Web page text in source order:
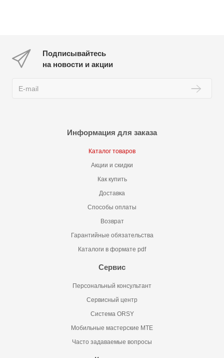
Подписывайтесь
на новости и акции
Информация для заказа
Каталог товаров
Акции и скидки
Как купить
Доставка
Способы оплаты
Возврат
Гарантийные обязательства
Каталоги в формате pdf
Сервис
Персональный консультант
Сервисный центр
Система ORSY
Мобильные мастерские MTE
Часто задаваемые вопросы